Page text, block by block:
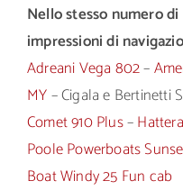
Nello stesso numero
impressioni di
Adreani Vega 802–
MY– Cigala e Bertinetti
Comet 910 Plus–
Poole Powerboats
Boat Windy 25 Fun cab